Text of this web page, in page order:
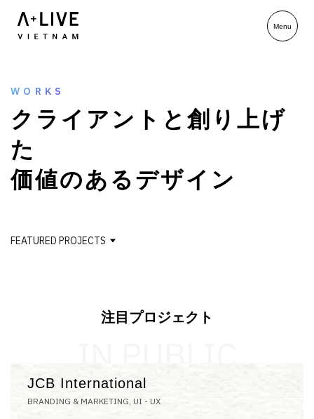
WORKS
ク ラ イ ア ン ト と 創 り 上げ
た
価値のあ る デザイ ン
FEATURED PROJECTS
注目プロジェクト
JCB International
BRANDING & MARKETING, UI - UX